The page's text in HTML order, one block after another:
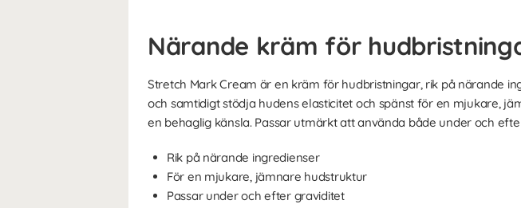
Närande kräm för
Stretch Mark Cream är en kräm för hudbristningar, rik på närande
och samtidigt stödja hudens elasticitet och spänst för en mjukare,
en behaglig känsla. Passar utmärkt att använda både under och
Rik på närande ingredienser
För en mjukare, jämnare hudstruktur
Passar under och efter graviditet